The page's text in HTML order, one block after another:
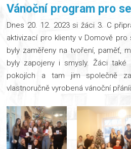
Vánoční program pro
Dnes 20. 12. 2023 si žáci 3. C
aktivizací pro klienty v Domově pro
byly zaměřeny na tvoření, paměť,
byly zapojeny i smysly. Žáci také
pokojích a tam jim společně
vlastnoručně vyrobená vánoční